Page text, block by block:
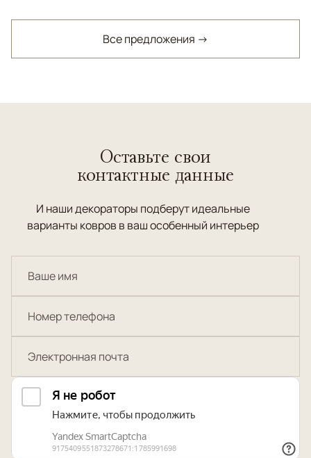
Все предложения →
Оставьте свои
контактные данные
И наши декораторы подберут идеальные
варианты ковров в ваш особенный интерьер